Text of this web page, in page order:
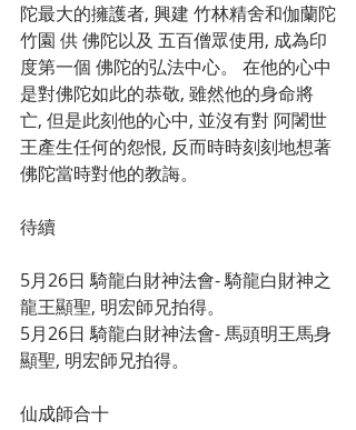
陀最大的擁護者, 興建 竹林精舍和伽蘭陀
竹園 供 佛陀以及 五百僧眾使用, 成為印
度第一個 佛陀的弘法中心。 在他的心中
是對佛陀如此的恭敬, 雖然他的身命將
亡, 但是此刻他的心中, 並沒有對 阿闍世
王產生任何的怨恨, 反而時時刻刻地想著
佛陀當時對他的教誨。
待續
5月26日 騎龍白財神法會- 騎龍白財神之
龍王顯聖, 明宏師兄拍得。
5月26日 騎龍白財神法會- 馬頭明王馬身
顯聖, 明宏師兄拍得。
仙成師合十